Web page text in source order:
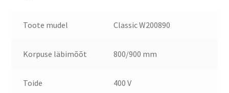
Toote mudel ClassicW200890
Korpuse läbimõõt 800/900 mm
Toide 400 V